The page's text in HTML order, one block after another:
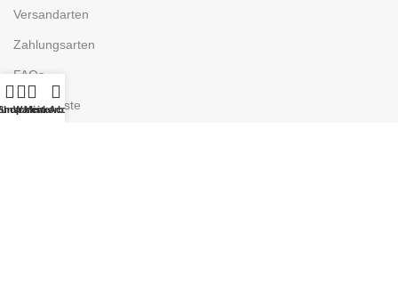
Versandarten
Zahlungsarten
FAQs
Wunschliste
Warenkorb
Mein Account